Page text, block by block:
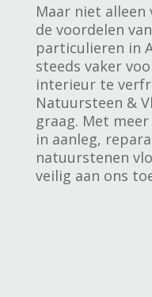
Maar niet
de voordelen
particulieren in
steeds vaker
interieur te
Natuursteen &
graag. Met
in aanleg,
natuurstenen
veilig aan ons